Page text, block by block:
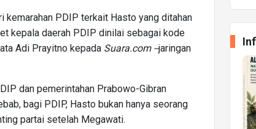
PDIP terkait Hasto yang ditahan
kepala daerah PDIP dinilai sebagai kode
Adi Prayitno kepada Suara.com --jaringan
dan pemerintahan Prabowo-Gibran
bagi PDIP, Hasto bukan hanya seorang
partai setelah Megawati.